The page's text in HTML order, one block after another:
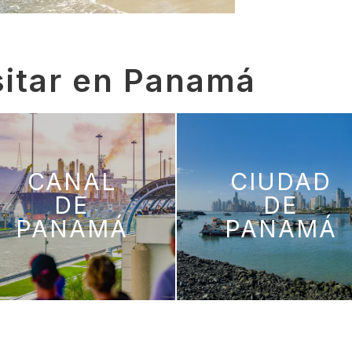
en Panamá
CANAL
DE
PANAMÁ
CIUDAD
DE
PANAMÁ